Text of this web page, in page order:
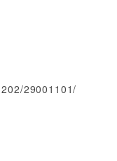
29001101/